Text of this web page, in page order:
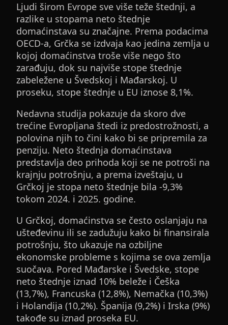
Ljudi širom Evrope sve više teže štednji, a
razlike u stopama neto štednje
domaćinstava su značajne. Prema podacima
OECD-a, Grčka se izdvaja kao jedina zemlja u
kojoj domaćinstva troše više nego što
zarađuju, dok su najviše stope štednje
zabeležene u Švedskoj i Mađarskoj. U
proseku, stope štednje u EU iznose 8,1%.
Nedavna studija pokazuje da skoro dve
trećine Evropljana štedi iz predostrožnosti, a
polovina njih to čini kako bi se pripremila za
penziju. Neto štednja domaćinstava
predstavlja deo prihoda koji se ne potroši na
krajnju potrošnju, a prema izveštaju, u
Grčkoj je stopa neto štednje bila -9,3%
tokom 2024. i 2025. godine.
U Grčkoj, domaćinstva se često oslanjaju na
ušteđevinu ili se zadužuju kako bi finansirala
potrošnju, što ukazuje na ozbiljne
ekonomske probleme s kojima se ova zemlja
suočava. Pored Mađarske i Švedske, stope
neto štednje iznad 10% beleže i Češka
(13,7%), Francuska (12,8%), Nemačka (10,3%)
i Holandija (10,2%). Španija (9,2%) i Irska (9%)
takođe su iznad proseka EU.